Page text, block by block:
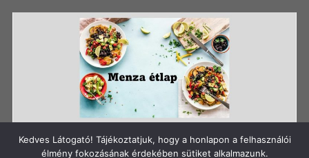
Kedves Látogató! Tájékoztatjuk, hogy a honlapon a felhasználói
élmény fokozásának érdekében sütiket alkalmazunk.